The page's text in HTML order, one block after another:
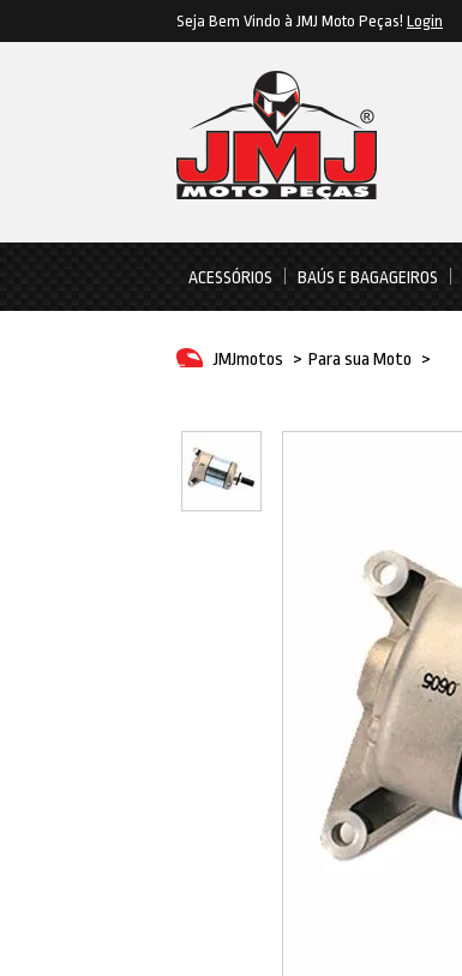
Seja Bem Vindo à JMJ Moto Peças! Login
ACESSÓRIOS BAÚS E BAGAGEIROS
JMJmotos > Para sua Moto >